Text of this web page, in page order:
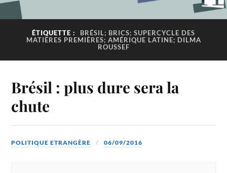
ÉTIQUETTE :
BRÉSIL; BRICS; SUPERCYCLE DES
MATIÈRES PREMIÈRES; AMÉRIQUE LATINE; DILMA
ROUSSEF
Brésil : plus dure sera la
chute
POLITIQUE ETRANGÈRE 06/09/2016